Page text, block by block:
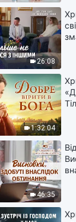
37:14
44:01
Відео
40:43
Відео
40:40
Відео
роботи
26:08
1:32:04
46:35